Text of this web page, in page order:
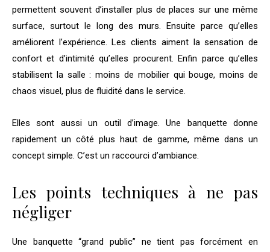
permettent souvent d’installer plus de places sur une même
surface, surtout le long des murs. Ensuite parce qu’elles
améliorent l’expérience. Les clients aiment la sensation de
confort et d’intimité qu’elles procurent. Enfin parce qu’elles
stabilisent la salle : moins de mobilier qui bouge, moins de
chaos visuel, plus de fluidité dans le service.
Elles sont aussi un outil d’image. Une banquette donne
rapidement un côté plus haut de gamme, même dans un
concept simple. C’est un raccourci d’ambiance.
Les points techniques à ne pas
négliger
Une banquette “grand public” ne tient pas forcément en